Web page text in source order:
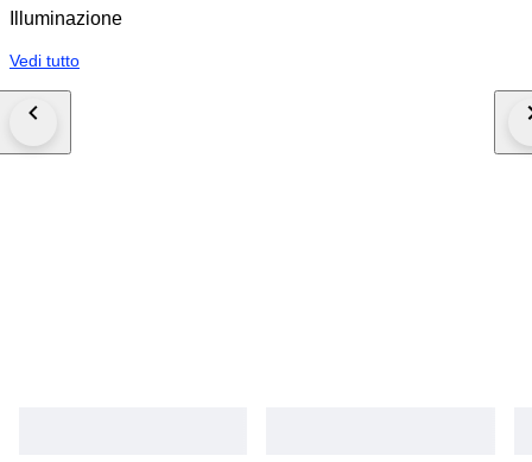
Illuminazione
Vedi tutto